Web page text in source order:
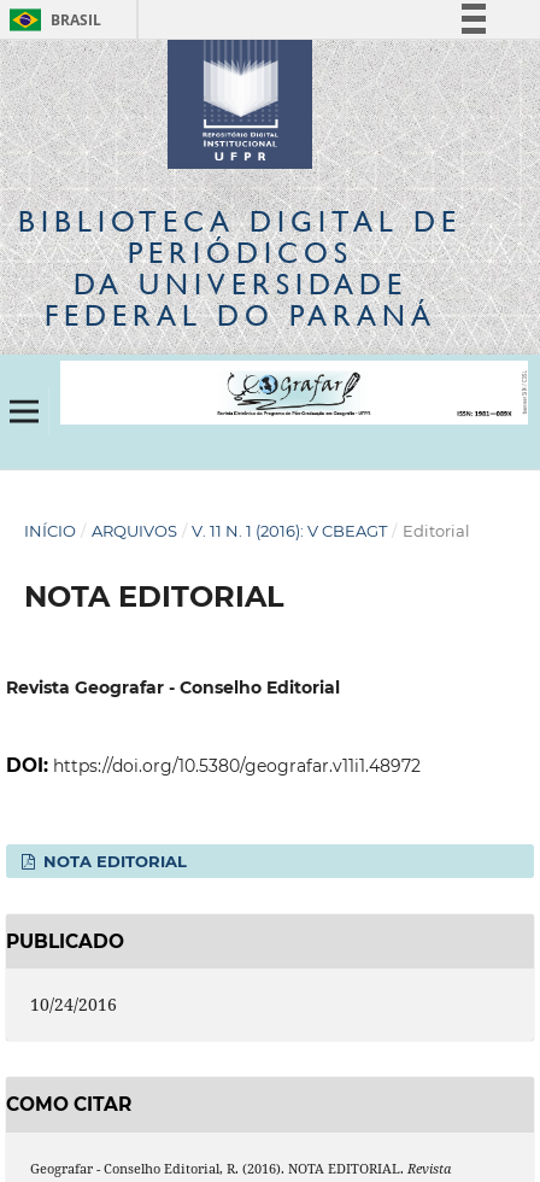
BRASIL
Simplifique!
Comunica BR
Participe
Acesso à informação
Legislação
Canais
BIBLIOTECA DIGITALDE
PERIÓDICOS
DA UNIVERSIDADE
FEDERAL DO PARANÁ
INÍCIO / ARQUIVOS / V. 11 N. 1 (2016): V CBEAGT / Editorial
NOTA EDITORIAL
Revista Geografar - Conselho Editorial
DOI: https://doi.org/10.5380/geografar.v11i1.48972
NOTA EDITORIAL
PUBLICADO
10/24/2016
COMO CITAR
Geografar - Conselho Editorial, R. (2016). NOTA EDITORIAL. Revista